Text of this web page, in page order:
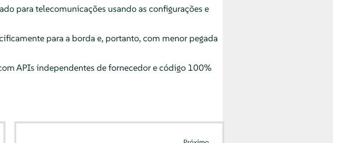
para telecomunicações usando as configurações e
para a borda e, portanto, com menor pegada
APIs independentes de fornecedor e código 100%